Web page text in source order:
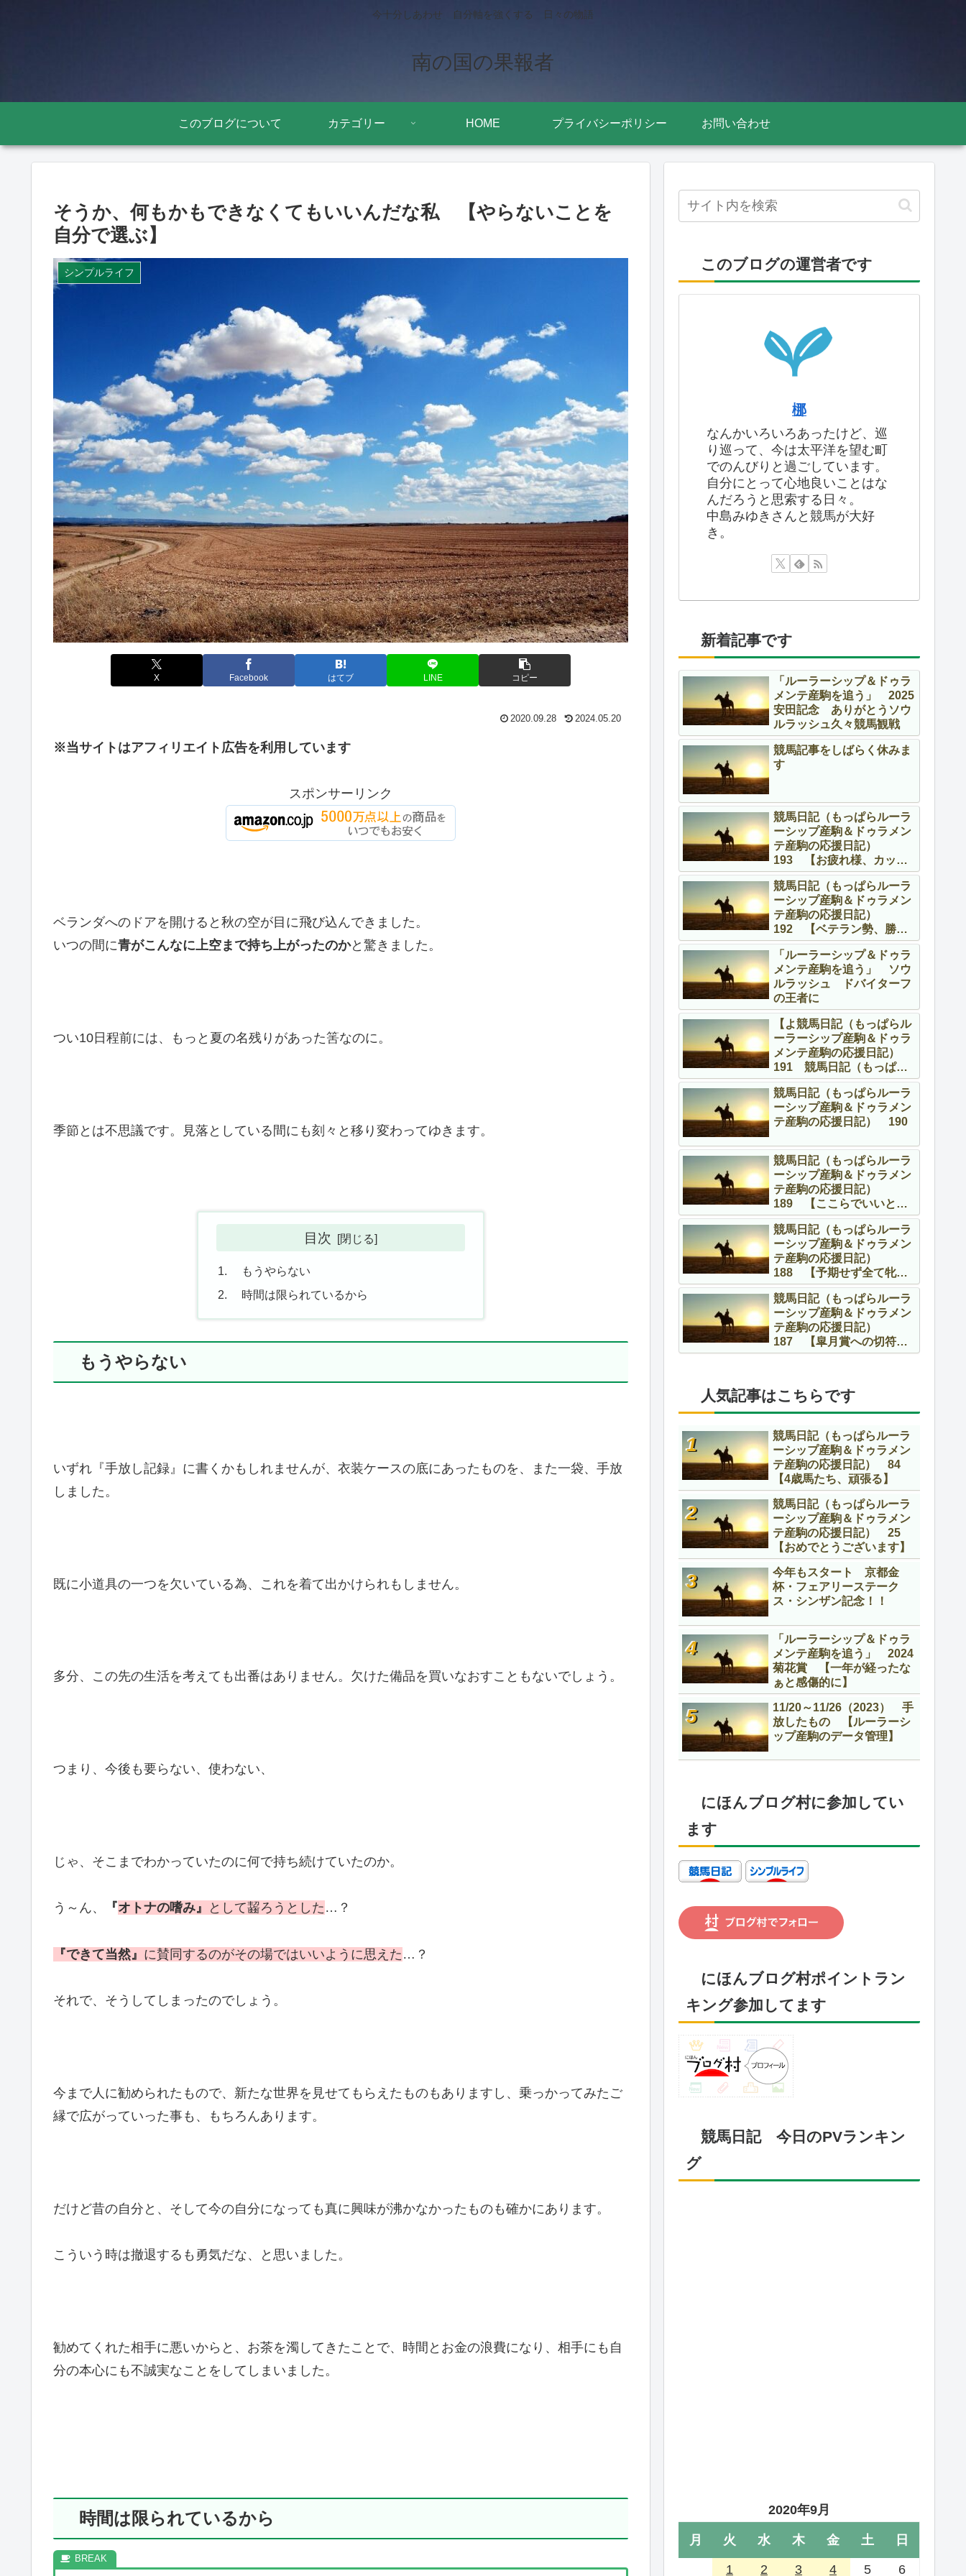
今十分しあわせ 自分軸を強くする 日々の物語
南の国の果報者
このブログについて カテゴリー HOME プライバシーポリシー お問い合わせ
そうか、何もかもできなくてもいいんだな私 【やらないことを
自分で選ぶ】
シンプルライフ
X Facebook はてブ LINE コピー
2020.09.28 2024.05.20
※当サイトはアフィリエイト広告を利用しています
スポンサーリンク
ベランダへのドアを開けると秋の空が目に飛び込んできました。
いつの間に青がこんなに上空まで持ち上がったのかと驚きました。
つい10日程前には、もっと夏の名残りがあった筈なのに。
季節とは不思議です。見落としている間にも刻々と移り変わってゆきます。
目次
もうやらない
時間は限られているから
もうやらない
いずれ『手放し記録』に書くかもしれませんが、衣装ケースの底にあったものを、また一袋、手放
しました。
既に小道具の一つを欠いている為、これを着て出かけられもしません。
多分、この先の生活を考えても出番はありません。欠けた備品を買いなおすこともないでしょう。
つまり、今後も要らない、使わない、
じゃ、そこまでわかっていたのに何で持ち続けていたのか。
う～ん、 『オトナの嗜み』 として齧ろうとした …？
『できて当然』 に賛同するのがその場ではいいように思えた …？
それで、そうしてしまったのでしょう。
今まで人に勧められたもので、新たな世界を見せてもらえたものもありますし、乗っかってみたご
縁で広がっていった事も、もちろんあります。
だけど昔の自分と、そして今の自分になっても真に興味が沸かなかったものも確かにあります。
こういう時は撤退するも勇気だな、と思いました。
勧めてくれた相手に悪いからと、お茶を濁してきたことで、時間とお金の浪費になり、相手にも自
分の本心にも不誠実なことをしてしまいました。
時間は限られているから
このブログの運営者です
梛
なんかいろいろあったけど、巡
り巡って、今は太平洋を望む町
でのんびりと過ごしています。
自分にとって心地良いことはな
んだろうと思索する日々。
中島みゆきさんと競馬が大好
き。
新着記事です
「ルーラーシップ＆ドゥラ
メンテ産駒を追う」 2025
安田記念 ありがとうソウ
ルラッシュ久々競馬観戦
競馬記事をしばらく休みま
す
競馬日記（もっぱらルーラ
ーシップ産駒＆ドゥラメン
テ産駒の応援日記）
193 【お疲れ様、カッコ
よかったよ】
競馬日記（もっぱらルーラ
ーシップ産駒＆ドゥラメン
テ産駒の応援日記）
192 【ベテラン勢、勝
つ！！】
「ルーラーシップ＆ドゥラ
メンテ産駒を追う」 ソウ
ルラッシュ ドバイターフ
の王者に
【よ競馬日記（もっぱらル
ーラーシップ産駒＆ドゥラ
メンテ産駒の応援日記）
191 競馬日記（もっぱら
ルーラーシップ産駒＆ドゥ
ラメンテ産駒の応援日
記） 191 【よくやって
る、頑張ってる！】
競馬日記（もっぱらルーラ
ーシップ産駒＆ドゥラメン
テ産駒の応援日記） 190
競馬日記（もっぱらルーラ
ーシップ産駒＆ドゥラメン
テ産駒の応援日記）
189 【ここらでいいとこ
ろを】
競馬日記（もっぱらルーラ
ーシップ産駒＆ドゥラメン
テ産駒の応援日記）
188 【予期せず全て牝馬
の話】
競馬日記（もっぱらルーラ
ーシップ産駒＆ドゥラメン
テ産駒の応援日記）
187 【皐月賞への切符を
かけて】
人気記事はこちらです
競馬日記（もっぱらルーラ
ーシップ産駒＆ドゥラメン
テ産駒の応援日記） 84
【4歳馬たち、頑張る】
競馬日記（もっぱらルーラ
ーシップ産駒＆ドゥラメン
テ産駒の応援日記） 25
【おめでとうございます】
今年もスタート 京都金
杯・フェアリーステーク
ス・シンザン記念！！
「ルーラーシップ＆ドゥラ
メンテ産駒を追う」 2024
菊花賞 【一年が経ったな
ぁと感傷的に】
11/20～11/26（2023） 手
放したもの 【ルーラーシ
ップ産駒のデータ管理】
にほんブログ村に参加してい
ます
にほんブログ村ポイントラン
キング参加してます
競馬日記 今日のPVランキン
グ
2020年9月
月 火 水 木 金 土 日
1 2 3 4 5 6